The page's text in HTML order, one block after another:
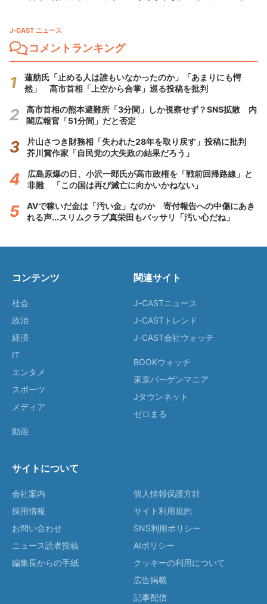
J-CAST ニュース
コメントランキング
蓮舫氏「止める人は誰もいなかったのか」「あまりにも愕
然」 高市首相「上空から合掌」巡る投稿を批判
高市首相の熊本避難所「3分間」しか視察せず？SNS拡散 内
閣広報官「51分間」だと否定
片山さつき財務相「失われた28年を取り戻す」投稿に批判
芥川賞作家「自民党の大失政の結果だろう」
広島原爆の日、小沢一郎氏が高市政権を「戦前回帰路線」と
非難 「この国は再び滅亡に向かいかねない」
AVで稼いだ金は「汚い金」なのか 寄付報告への中傷にあき
れる声...スリムクラブ真栄田もバッサリ「汚い心だね」
コンテンツ
社会
政治
経済
IT
エンタメ
スポーツ
メディア
動画
関連サイト
J-CASTニュース
J-CASTトレンド
J-CAST会社ウォッチ
BOOKウォッチ
東京バーゲンマニア
Jタウンネット
ゼロまる
サイトについて
会社案内
採用情報
お問い合わせ
ニュース読者投稿
編集長からの手紙
個人情報保護方針
サイト利用規約
SNS利用ポリシー
AIポリシー
クッキーの利用について
広告掲載
記事配信